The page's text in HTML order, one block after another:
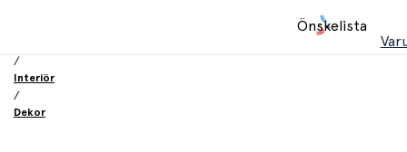
Önskelista
/
Interiör
/
Dekor